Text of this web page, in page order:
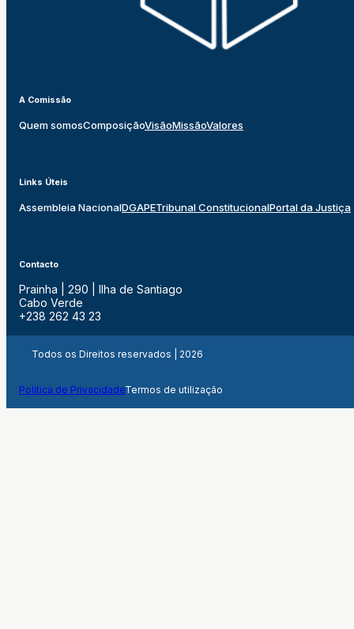
A Comissão
Quem somosComposiçãoVisãoMissãoValores
Links Úteis
Assembleia NacionalDGAPETribunal ConstitucionalPortal da Justiça
Contacto
Prainha | 290 | Ilha de Santiago
Cabo Verde
+238 262 43 23
Todos os Direitos reservados | 2026
Politica de PrivacidadeTermos de utilização